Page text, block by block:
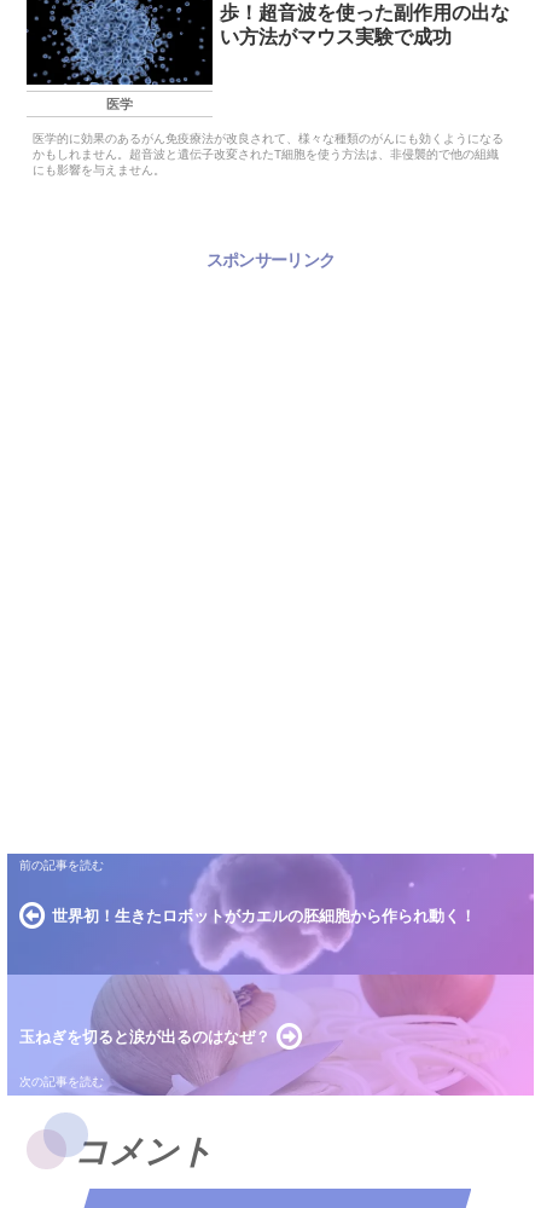
医学
歩！超音波を使った副作用の出な
い方法がマウス実験で成功
医学的に効果のあるがん免疫療法が改良されて、様々な種類のがんにも効くようになる
かもしれません。超音波と遺伝子改変されたT細胞を使う方法は、非侵襲的で他の組織
にも影響を与えません。
スポンサーリンク
世界初！生きたロボットがカエルの胚細胞から作られ動く！
玉ねぎを切ると涙が出るのはなぜ？
コメント